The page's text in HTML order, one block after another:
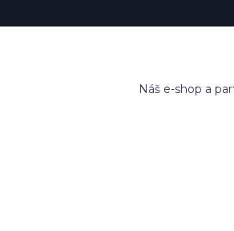
Náš e-shop a